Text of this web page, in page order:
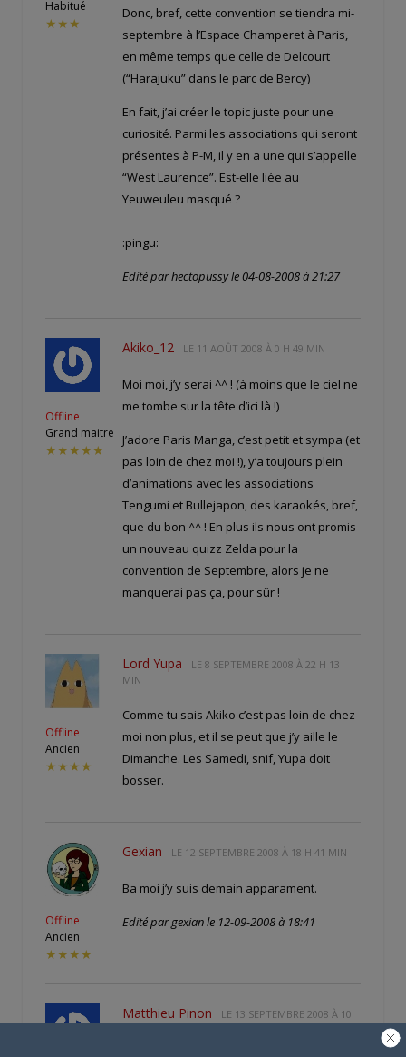
Habitué
★★★
Donc, bref, cette convention se tiendra mi-
septembre à l’Espace Champeret à Paris,
en même temps que celle de Delcourt
(“Harajuku” dans le parc de Bercy)
En fait, j’ai créer le topic juste pour une
curiosité. Parmi les associations qui seront
présentes à P-M, il y en a une qui s’appelle
“West Laurence”. Est-elle liée au
Yeuweuleu masqué ?
:pingu:
Edité par hectopussy le 04-08-2008 à 21:27
Offline
Grand maitre
★★★★★
Akiko_12 LE 11 AOÛT 2008 À 0 H 49 MIN
Moi moi, j’y serai ^^ ! (à moins que le ciel ne
me tombe sur la tête d’ici là !)
J’adore Paris Manga, c’est petit et sympa (et
pas loin de chez moi !), y’a toujours plein
d’animations avec les associations
Tengumi et Bullejapon, des karaokés, bref,
que du bon ^^ ! En plus ils nous ont promis
un nouveau quizz Zelda pour la
convention de Septembre, alors je ne
manquerai pas ça, pour sûr !
Offline
Ancien
★★★★
Lord Yupa LE 8 SEPTEMBRE 2008 À 22 H 13
MIN
Comme tu sais Akiko c’est pas loin de chez
moi non plus, et il se peut que j’y aille le
Dimanche. Les Samedi, snif, Yupa doit
bosser.
Offline
Ancien
★★★★
Gexian LE 12 SEPTEMBRE 2008 À 18 H 41 MIN
Ba moi j’y suis demain apparament.
Edité par gexian le 12-09-2008 à 18:41
Matthieu Pinon LE 13 SEPTEMBRE 2008 À 10